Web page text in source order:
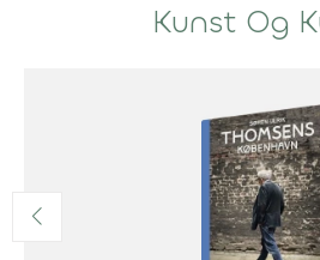
Kunst Og